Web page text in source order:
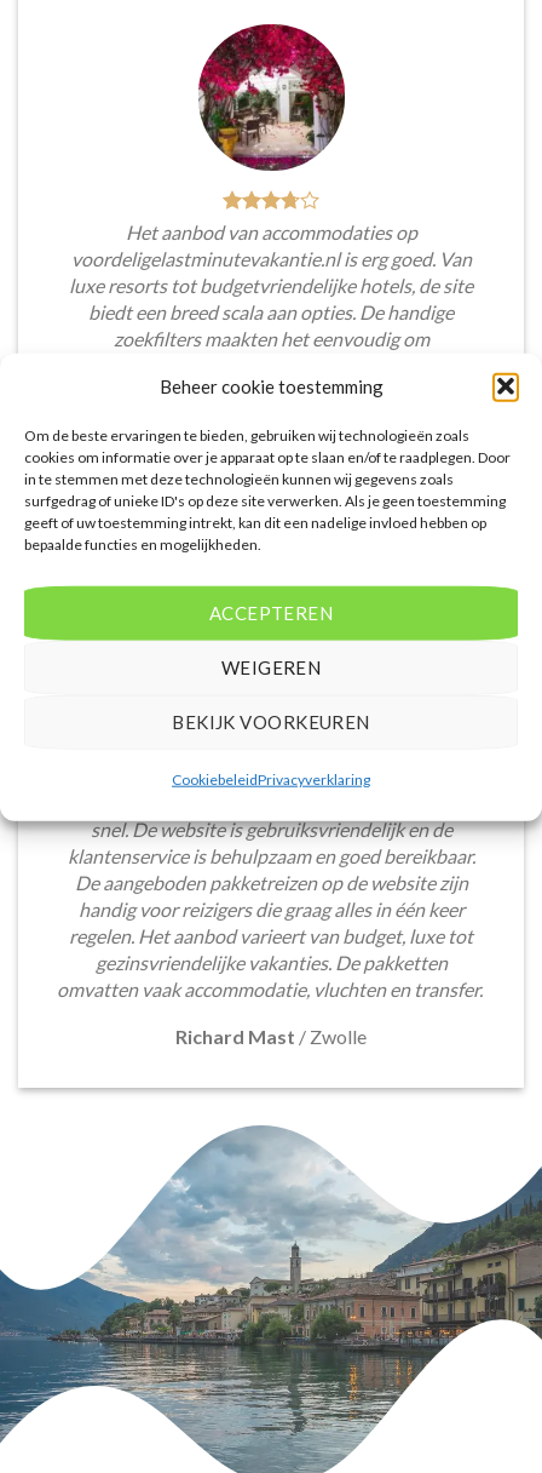
Beheer cookie toestemming
Om de beste ervaringen te bieden, gebruiken wij technologieën zoals
cookies om informatie over je apparaat op te slaan en/of te raadplegen. Door
in te stemmen met deze technologieën kunnen wij gegevens zoals
surfgedrag of unieke ID's op deze site verwerken. Als je geen toestemming
geeft of uw toestemming intrekt, kan dit een nadelige invloed hebben op
bepaalde functies en mogelijkheden.
ACCEPTEREN
WEIGEREN
BEKIJK VOORKEUREN
CookiebeleidPrivacyverklaring
Het aanbod van accommodaties op
voordeligelastminutevakantie.nl is erg goed. Van
luxe resorts tot budgetvriendelijke hotels, de site
biedt een breed scala aan opties. De handige
zoekfilters maakten het eenvoudig om
voorkeuren en budget.
Tim Beukers/Tilburg
Het boeken van een lastminute vakantie via
snel. De website is gebruiksvriendelijk en de
klantenservice is behulpzaam en goed bereikbaar.
De aangeboden pakketreizen op de website zijn
handig voor reizigers die graag alles in één keer
regelen. Het aanbod varieert van budget, luxe tot
gezinsvriendelijke vakanties. De pakketten
omvatten vaak accommodatie, vluchten en transfer.
Richard Mast / Zwolle